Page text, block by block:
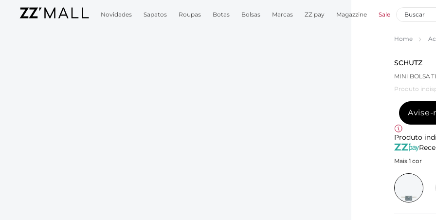
Novidades Sapatos Roupas Botas Bolsas Marcas ZZ pay Magazzine Sale
Home
SCHUTZ
MINI BOLSA
Produto
Avise-
Produto
Mais 1 cor